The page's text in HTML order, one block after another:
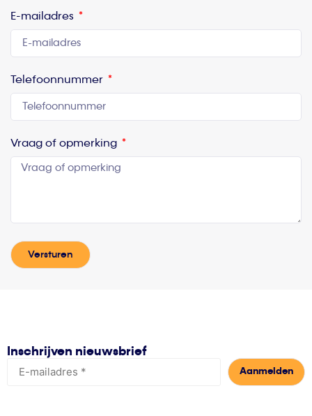
E-mailadres
Telefoonnummer
Vraag of opmerking
Versturen
Inschrijven nieuwsbrief